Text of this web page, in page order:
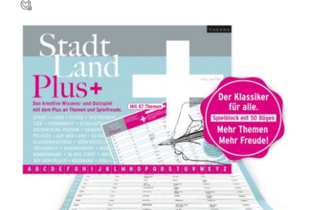
IN DEN WARENKORB
/
DETAILS